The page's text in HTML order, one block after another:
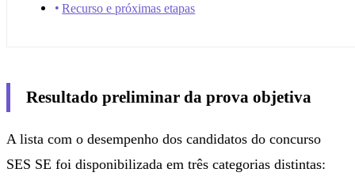
Recurso e próximas etapas
Resultado preliminar da prova objetiva
A lista com o desempenho dos candidatos do concurso
SES SE foi disponibilizada em três categorias distintas: